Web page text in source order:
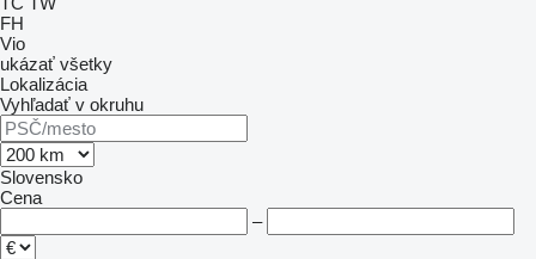
FH
Vio
ukázať všetky
Lokalizácia
Vyhľadať v okruhu
Slovensko
Cena
–